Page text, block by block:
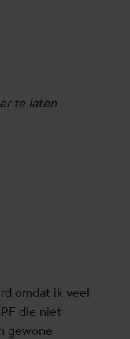
te laten
geleden
omdat ik veel
die niet
gewone